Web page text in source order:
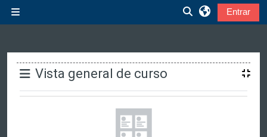
Selector de
Entrar
Bloques
Vista general de curso